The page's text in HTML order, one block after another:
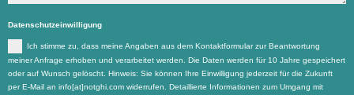
Datenschutzeinwilligung
Ich stimme zu, dass meine Angaben aus dem Kontaktformular zur Beantwortung
meiner Anfrage erhoben und verarbeitet werden. Die Daten werden für 10 Jahre gespeichert
oder auf Wunsch gelöscht. Hinweis: Sie können Ihre Einwilligung jederzeit für die Zukunft
per E-Mail an info[at]notghi.com widerrufen. Detaillierte Informationen zum Umgang mit